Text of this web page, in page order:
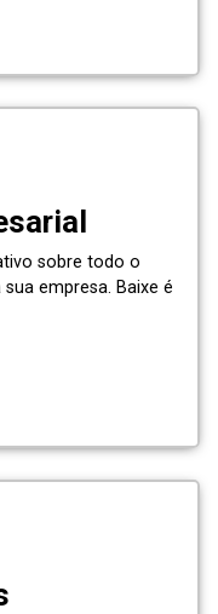
sobre todo o
empresa. Baixe é